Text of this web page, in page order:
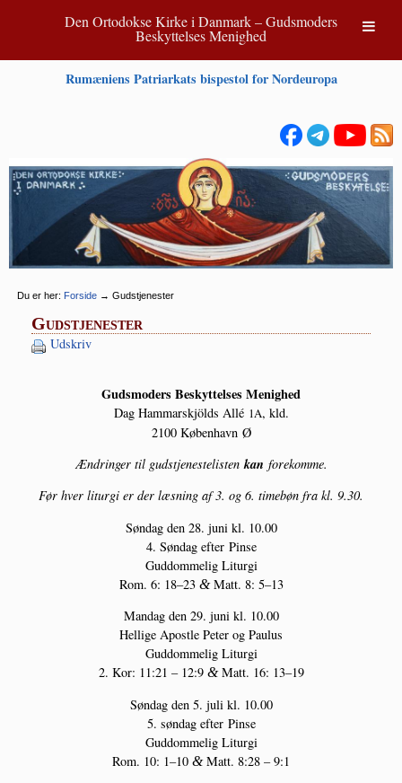
Den Ortodokse Kirke i Danmark – Gudsmoders
Beskyttelses Menighed
Rumæniens Patriarkats bispestol for Nordeuropa
Du er her: Forside → Gudstjenester
Gudstjenester
Udskriv
Guds­mo­ders Beskyt­tel­ses Menighed
Dag Ham­marskjölds Allé 1A, kld.
2100 Køben­havn Ø
Ændrin­ger til gud­stje­ne­ste­li­stenkan forekomme.
Før hver litur­gi er der læs­ning af 3. og 6. timebøn fra kl. 9.30.
Søn­dag den 28. juni kl. 10.00
4. Søn­dag efter Pinse
Gud­dom­me­lig Liturgi
Rom. 6: 18–23 &Matt. 8: 5–13
Man­dag den 29. juni kl. 10.00
Hel­li­ge Apost­le Peter og Paulus
Gud­dom­me­lig Liturgi
2. Kor: 11:21 – 12:9 &Matt. 16: 13–19
Søn­dag den 5. juli kl. 10.00
5. søn­dag efter Pinse
Gud­dom­me­lig Liturgi
Rom. 10: 1–10 &Matt. 8:28 – 9:1